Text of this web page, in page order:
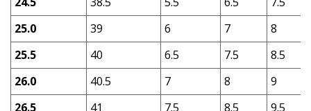
25.0
39 6 7
8
25.5
40 6.5 7.5
8.5
26.0
40.5 7 8
9
26.5
41 7.5 8.5
9.5